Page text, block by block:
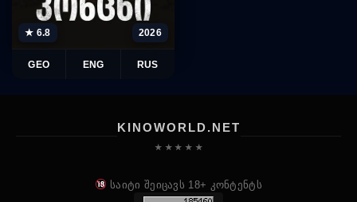
★ 6.8 2026
GEO ENG RUS
KINOWORLD.NET
★ ★ ★ ★ ★
საიტი შეიცავს 18+ კონტენტს